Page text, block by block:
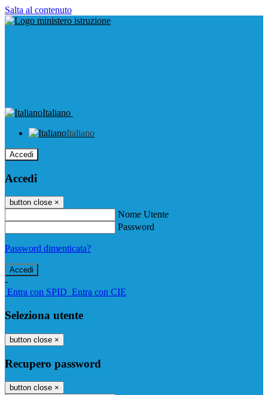
Salta al contenuto
Italiano
Italiano
Accedi
Accedi
button close ×
Nome Utente
Password
Password dimenticata?
-
Entra con SPID Entra con CIE
Seleziona utente
button close ×
Recupero password
button close ×